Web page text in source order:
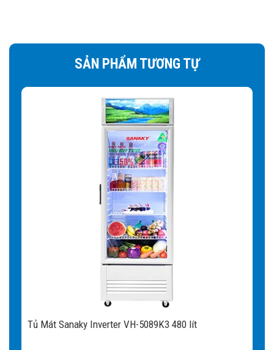
ít hơn từ đó tiết kiệm điện
Quan sát sản phẩm trong tủ rõ ràng:Kính Low-E giúp
cân bằng ánh sáng tốt hơn, không gây chói mắt khi nhìn từ
ngoài vào tủ mà có ánh đèn hay nguồn ánh sáng khác
chiếu vào mặt kính. Nâng cao tính thẩm mỹ cánh tủ. Giúp
tối ưu cho mục đích trưng bày sản phẩm.
SẢN PHẨM TƯƠNG TỰ
Tủ Mát Sanaky Inverter VH-5089K3 480 lít